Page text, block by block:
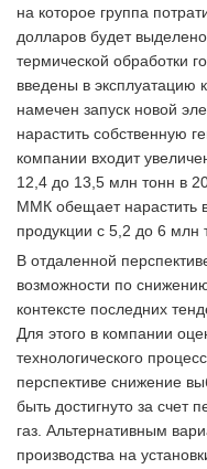
на которое группа
долларов будет
термической обработки
введены в эксплуатацию
намечен запуск новой
нарастить собственную
компании входит
12,4 до 13,5 млн тонн в
ММК обещает нарастить
продукции с 5,2 до 6 млн
В отдаленной
возможности по
контексте последних
Для этого в компании
технологического
перспективе снижение
быть достигнуто за счет
газ. Альтернативным
производства на